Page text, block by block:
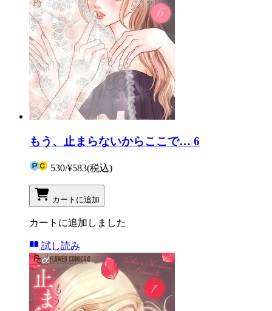
もう、止まらないからここで… 6
530/¥583(税込)
カートに追加
カートに追加しました
試し読み